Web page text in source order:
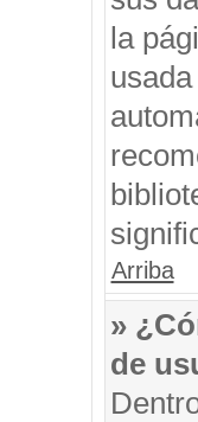
la
Arriba
»
de